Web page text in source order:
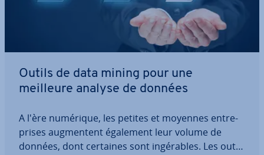
Outils de data mining pour une
meilleure analyse de données
A l'ère numérique, les petites et moyennes en­tre­
prises aug­men­tent également leur volume de
données, dont certaines sont in­gé­rables. Les outils